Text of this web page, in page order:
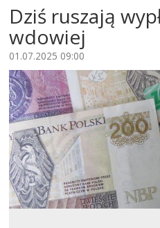
Dziś ruszają
wdowiej
01.07.2025 09:00